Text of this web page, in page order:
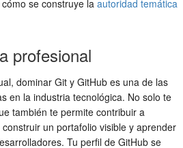
se construye la autoridad temática
profesional
dominar Git y GitHub es una de las
en la industria tecnológica. No solo te
también te permite contribuir a
un portafolio visible y aprender
Tu perfil de GitHub se